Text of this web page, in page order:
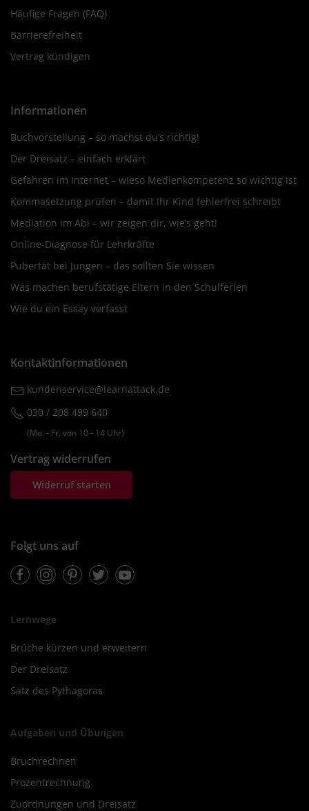
Häufige Fragen (FAQ)
Barrierefreiheit
Vertrag kündigen
Informationen
Buchvorstellung – so machst du’s richtig!
Der Dreisatz – einfach erklärt
Gefahren im Internet – wieso Medienkompetenz so wichtig ist
Kommasetzung prüfen – damit Ihr Kind fehlerfrei schreibt
Mediation im Abi – wir zeigen dir, wie’s geht!
Online-Diagnose für Lehrkräfte
Pubertät bei Jungen – das sollten Sie wissen
Was machen berufstätige Eltern in den Schulferien
Wie du ein Essay verfasst
Kontaktinformationen
kundenservice@learnattack.de
030 / 208 499 640
(Mo. ‐ Fr. von 10 ‐ 14 Uhr)
Vertrag widerrufen
Widerruf starten
Folgt uns auf
FacebookInstagramPinterestTwitterYoutube
Lernwege
Brüche kürzen und erweitern
Der Dreisatz
Satz des Pythagoras
Aufgaben und Übungen
Bruchrechnen
Prozentrechnung
Zuordnungen und Dreisatz